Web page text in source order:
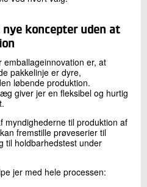
koncepter uden at
er, at
pakkelinje er dyre,
løbende produktion.
giver jer en fleksibel og hurtig
myndighederne til produktion af
fremstille prøveserier til
til holdbarhedstest under
jer med hele processen: